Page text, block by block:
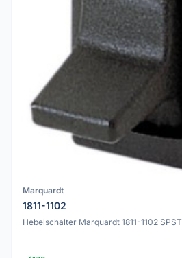
Marquardt
1811-1102
Hebelschalter Marquardt 1811-1102 SPST